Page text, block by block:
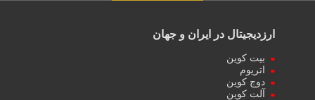
ارزدیجیتال در ایران و جهان
بیت کوین
اتریوم
دوج کوین
آلت کوین